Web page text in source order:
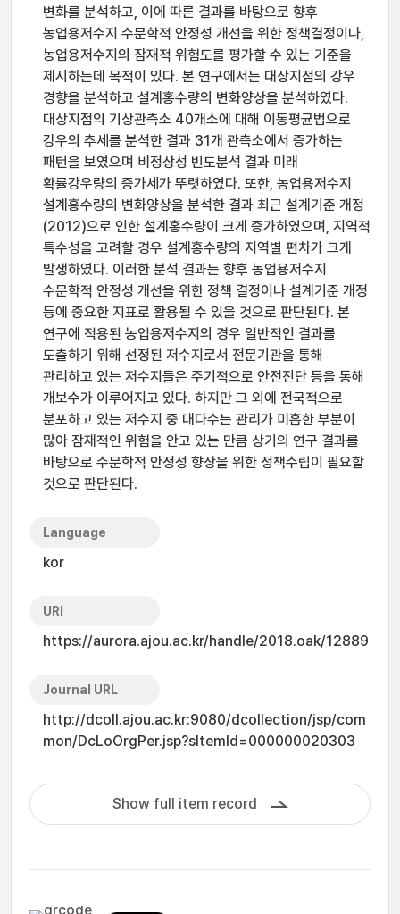
변화를 분석하고, 이에 따른 결과를 바탕으로 향후
농업용저수지 수문학적 안정성 개선을 위한 정책결정이나,
농업용저수지의 잠재적 위험도를 평가할 수 있는 기준을
제시하는데 목적이 있다. 본 연구에서는 대상지점의 강우
경향을 분석하고 설계홍수량의 변화양상을 분석하였다.
대상지점의 기상관측소 40개소에 대해 이동평균법으로
강우의 추세를 분석한 결과 31개 관측소에서 증가하는
패턴을 보였으며 비정상성 빈도분석 결과 미래
확률강우량의 증가세가 뚜렷하였다. 또한, 농업용저수지
설계홍수량의 변화양상을 분석한 결과 최근 설계기준 개정
(2012)으로 인한 설계홍수량이 크게 증가하였으며, 지역적
특수성을 고려할 경우 설계홍수량의 지역별 편차가 크게
발생하였다. 이러한 분석 결과는 향후 농업용저수지
수문학적 안정성 개선을 위한 정책 결정이나 설계기준 개정
등에 중요한 지표로 활용될 수 있을 것으로 판단된다. 본
연구에 적용된 농업용저수지의 경우 일반적인 결과를
도출하기 위해 선정된 저수지로서 전문기관을 통해
관리하고 있는 저수지들은 주기적으로 안전진단 등을 통해
개보수가 이루어지고 있다. 하지만 그 외에 전국적으로
분포하고 있는 저수지 중 대다수는 관리가 미흡한 부분이
많아 잠재적인 위험을 안고 있는 만큼 상기의 연구 결과를
바탕으로 수문학적 안정성 향상을 위한 정책수립이 필요할
것으로 판단된다.
Language
kor
URI
https://aurora.ajou.ac.kr/handle/2018.oak/12889
Journal URL
http://dcoll.ajou.ac.kr:9080/dcollection/jsp/com
mon/DcLoOrgPer.jsp?sItemId=000000020303
Show full item record